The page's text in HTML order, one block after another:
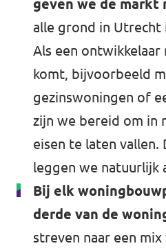
geven we de markt
alle grond in Utrecht
Als een
komt, bijvoorbeeld
gezinswoningen of
zijn we bereid om in
eisen te laten vallen.
leggen we natuurlijk
Bij elk
derde van de
streven naar een